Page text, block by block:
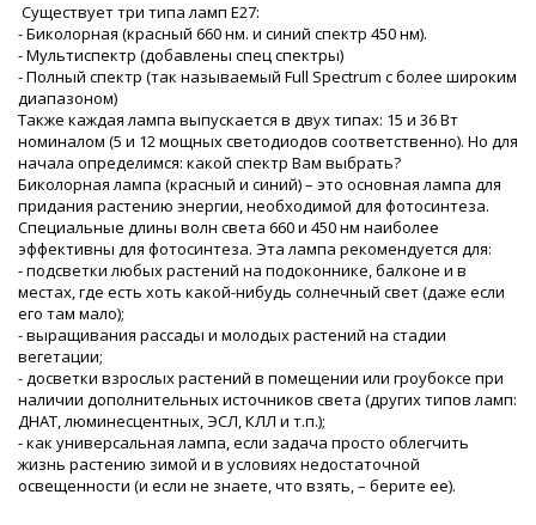
Существует три типа ламп Е27:
- Биколорная (красный 660 нм. и синий спектр 450 нм).
- Мультиспектр (добавлены спец спектры)
- Полный спектр (так называемый Full Spectrum с более широким
диапазоном)
Также каждая лампа выпускается в двух типах: 15 и 36 Вт
номиналом (5 и 12 мощных светодиодов соответственно). Но для
начала определимся: какой спектр Вам выбрать?
Биколорная лампа (красный и синий) – это основная лампа для
придания растению энергии, необходимой для фотосинтеза.
Специальные длины волн света 660 и 450 нм наиболее
эффективны для фотосинтеза. Эта лампа рекомендуется для:
- подсветки любых растений на подоконнике, балконе и в
местах, где есть хоть какой-нибудь солнечный свет (даже если
его там мало);
- выращивания рассады и молодых растений на стадии
вегетации;
- досветки взрослых растений в помещении или гроубоксе при
наличии дополнительных источников света (других типов ламп:
ДНАТ, люминесцентных, ЭСЛ, КЛЛ и т.п.);
- как универсальная лампа, если задача просто облегчить
жизнь растению зимой и в условиях недостаточной
освещенности (и если не знаете, что взять, – берите ее).